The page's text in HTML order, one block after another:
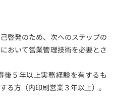
啓発のため、次へのステップの
おいて営業管理技術を必要とさ
後５年以上実務経験を有するも
る方（内印刷営業３年以上）。